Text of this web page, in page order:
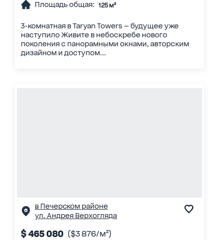
Площадь общая: 125 м²
3-комнатная в Taryan Towers — будущее уже
наступило Живите в небоскребе нового
поколения с панорамными окнами, авторским
дизайном и доступом...
в Печерском районе
ул. Андрея Верхогляда
$ 465 080 ($3 876/м²)